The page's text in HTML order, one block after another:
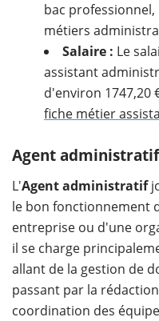
bac professionnel,
métiers
Salaire : Le
assistant
d'environ 1747,20
fiche métier
Agent administratif
L'Agent administratif
le bon fonctionnement
entreprise ou d'une
il se charge
allant de la gestion de
passant par la
coordination des